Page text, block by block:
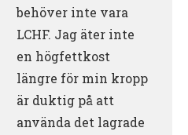
behöver inte vara
LCHF. Jag äter inte
en högfettkost
längre för min kropp
är duktig på att
använda det lagrade